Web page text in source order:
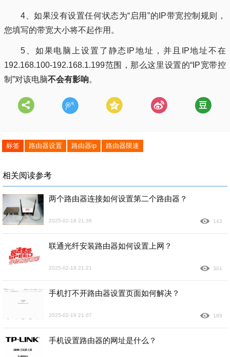
4、如果没有设置任何状态为“启用”的IP带宽控制规则，
您填写的带宽大小将不起作用。
5、如果电脑上设置了静态IP地址，并且IP地址不在
192.168.100-192.168.1.199范围，那么这里设置的“IP宽带控
制”对该电脑不会有影响。
标签 路由器设置 路由器ip 路由器限速
相关阅读参考
两个路由器连接如何设置第二个路由器？
2025-02-18 21:36 143
联通光纤安装路由器如何设置上网？
2025-02-18 21:21 301
手机打不开路由器设置页面如何解决？
2025-02-18 21:07 189
手机设置路由器的网址是什么？